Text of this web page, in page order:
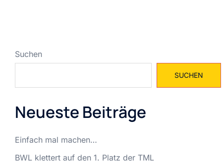
Suchen
SUCHEN
Neueste Beiträge
Einfach mal machen…
BWL klettert auf den 1. Platz der TML